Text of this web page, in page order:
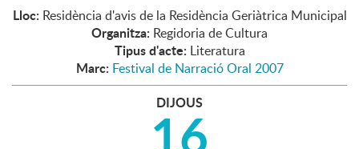
Lloc: Residència d'avis de la Residència Geriàtrica Municipal
Organitza: Regidoria de Cultura
Tipus d'acte: Literatura
Marc: Festival de Narració Oral 2007
DIJOUS